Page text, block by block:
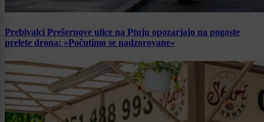
Prebivalci Prešernove ulice na Ptuju opozarjajo na pogoste
prelete drona: »Počutimo se nadzorovane«